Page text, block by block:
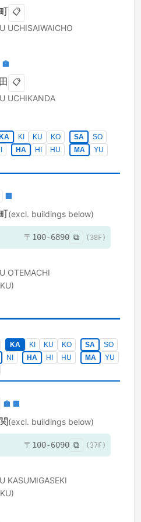
📋
UCHISAIWAICHO
🏣
📋
UCHIKANDA
KA KI KU KO SA
SO
HA HI HU MA
YU
🏢
(excl. buildings below)
〒 100-6890 ⧉ ( 38F)
OTEMACHI
KA KI KU KO SA
SO
NI HA HI HU MA
YU
🏣 🏢
(excl. buildings below)
〒 100-6090 ⧉ ( 37F)
KASUMIGASEKI